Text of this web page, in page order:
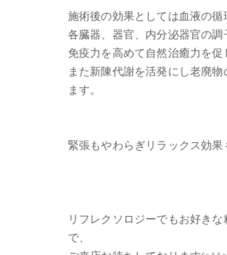
施術後の効果としては血液の循
各臓器、器官、内分泌器官の
免疫力を高めて自然治癒力を促
また新陳代謝を活発にし老廃
ます。
緊張もやわらぎリラックス効果
リフレクソロジーでもお好き
で、